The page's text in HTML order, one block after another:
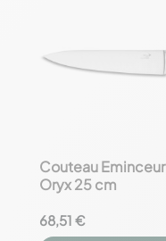
favorite_border
Couteau
Oryx 25 cm
68,51 €